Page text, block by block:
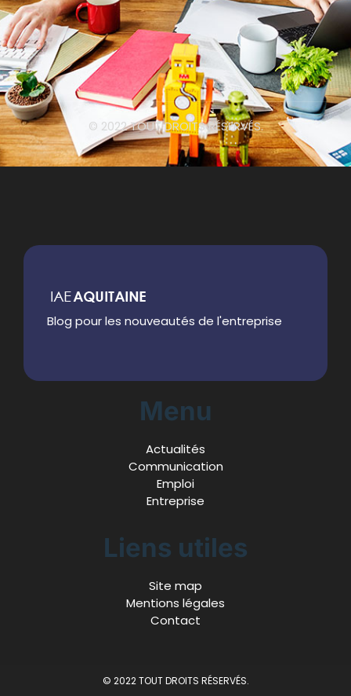
© 2022 TOUT DROITS RÉSERVÉS.
Blog pour les nouveautés de l'entreprise
Menu
Actualités
Communication
Emploi
Entreprise
Liens utiles
Site map
Mentions légales
Contact
© 2022 TOUT DROITS RÉSERVÉS.